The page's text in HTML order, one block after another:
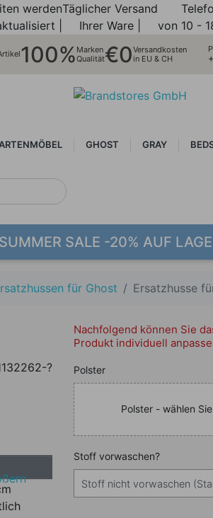
werden
|
Täglicher Versand
Ihrer Ware |
von 10 -
100% Marken
Qualität€0Versandkosten
in EU & CH
GHOST GRAY
SALE -20% AUF
für Ghost Ersatzhusse
?
Nachfolgend können Sie
Produkt individuell
Nachfolgend
Polster
Polster - wählen
Nachfolgend
Stoff vorwaschen?